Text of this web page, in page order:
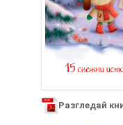
Разгледай